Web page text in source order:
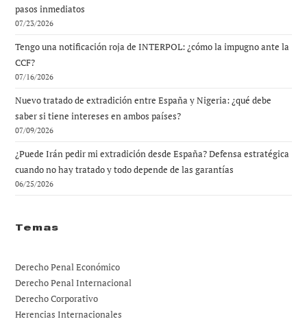
pasos inmediatos
07/23/2026
Tengo una notificación roja de INTERPOL: ¿cómo la impugno ante la
CCF?
07/16/2026
Nuevo tratado de extradición entre España y Nigeria: ¿qué debe
saber si tiene intereses en ambos países?
07/09/2026
¿Puede Irán pedir mi extradición desde España? Defensa estratégica
cuando no hay tratado y todo depende de las garantías
06/25/2026
Temas
Derecho Penal Económico
Derecho Penal Internacional
Derecho Corporativo
Herencias Internacionales